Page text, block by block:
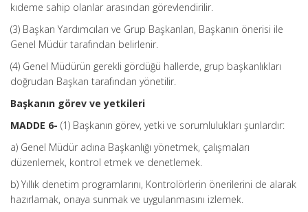
kıdeme sahip olanlar arasından görevlendirilir.
(3) Başkan Yardımcıları ve Grup Başkanları, Başkanın önerisi ile
Genel Müdür tarafından belirlenir.
(4) Genel Müdürün gerekli gördüğü hallerde, grup başkanlıkları
doğrudan Başkan tarafından yönetilir.
Başkanın görev ve yetkileri
MADDE 6- (1) Başkanın görev, yetki ve sorumlulukları şunlardır:
a) Genel Müdür adına Başkanlığı yönetmek, çalışmaları
düzenlemek, kontrol etmek ve denetlemek.
b) Yıllık denetim programlarını, Kontrolörlerin önerilerini de alarak
hazırlamak, onaya sunmak ve uygulanmasını izlemek.